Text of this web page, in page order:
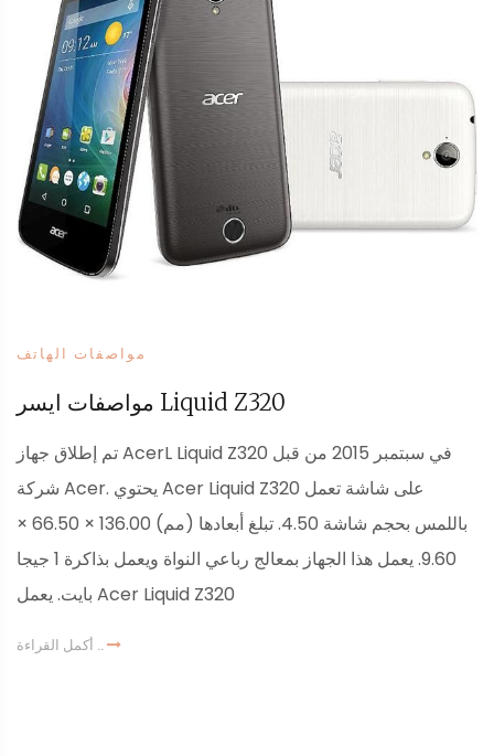
مواصفات الهاتف
مواصفات ايسر Liquid Z320
تم إطلاق جهاز AcerL Liquid Z320 في سبتمبر 2015 من قبل
شركة Acer. يحتوي Acer Liquid Z320 على شاشة تعمل
باللمس بحجم شاشة 4.50. تبلغ أبعادها (مم) 136.00 × 66.50 ×
9.60. يعمل هذا الجهاز بمعالج رباعي النواة ويعمل بذاكرة 1 جيجا
بايت. يعمل Acer Liquid Z320
أكمل القراءة ..